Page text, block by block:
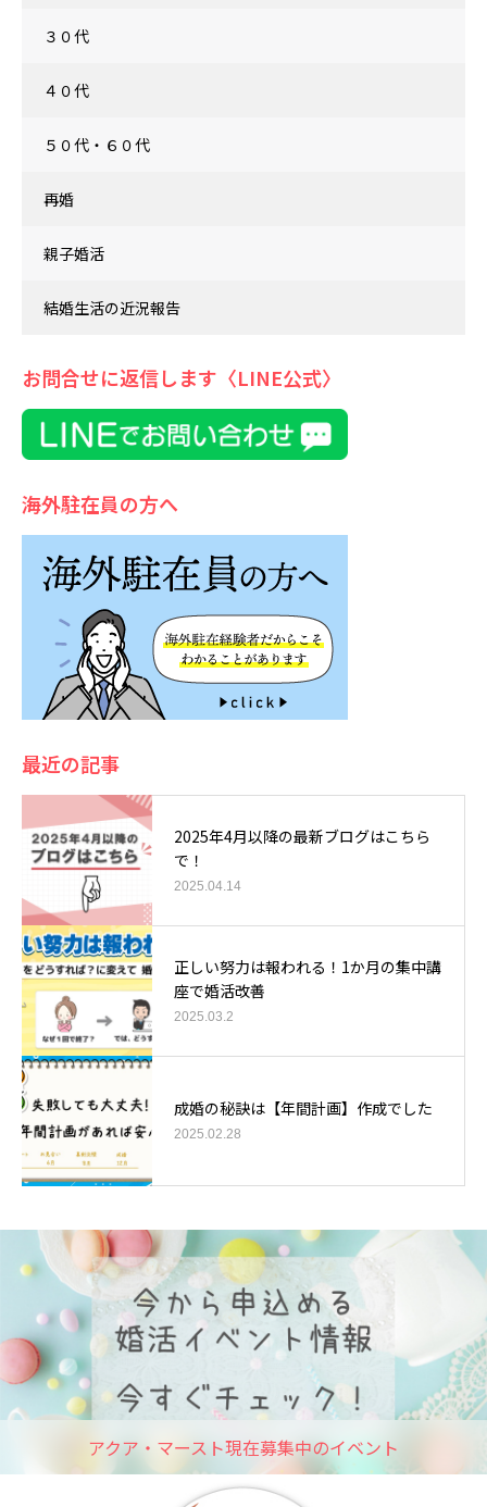
３０代
４０代
５０代・６０代
再婚
親子婚活
結婚生活の近況報告
お問合せに返信します〈LINE公式〉
海外駐在員の方へ
最近の記事
2025年4月以降の最新ブログはこちら
で！
2025.04.14
正しい努力は報われる！1か月の集中講
座で婚活改善
2025.03.2
成婚の秘訣は【年間計画】作成でした
2025.02.28
アクア・マースト現在募集中のイベント